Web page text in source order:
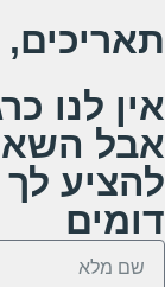
תאריכים,
אין לנו
אבל
להציע לך
דומים